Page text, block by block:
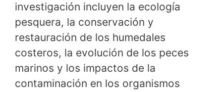
investigación incluyen la ecología
pesquera, la conservación y
restauración de los humedales
costeros, la evolución de los peces
marinos y los impactos de la
contaminación en los organismos